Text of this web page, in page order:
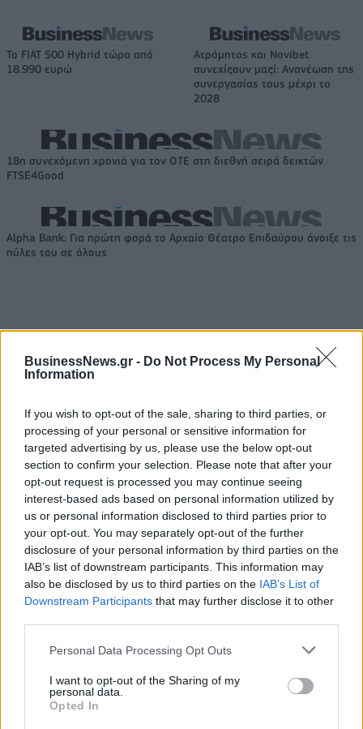
BusinessNews.gr - Do Not Process My Personal
Information
If you wish to opt-out of the sale, sharing to third parties, or
processing of your personal or sensitive information for
targeted advertising by us, please use the below opt-out
section to confirm your selection. Please note that after your
opt-out request is processed you may continue seeing
interest-based ads based on personal information utilized by
us or personal information disclosed to third parties prior to
your opt-out. You may separately opt-out of the further
disclosure of your personal information by third parties on the
IAB’s list of downstream participants. This information may
also be disclosed by us to third parties on the IAB’s List of
Downstream Participants that may further disclose it to other
Personal Data Processing Opt Outs
I want to opt-out of the Sharing of my
personal data.
Opted In
Το FIAT 500 Hybrid τώρα από
18.990 ευρώ
Ατρόμητος και Novibet
συνεχίζουν μαζί: Ανανέωση της
συνεργασίας τους μέχρι το
2028
18η συνεχόμενη χρονιά για τον ΟΤΕ στη διεθνή σειρά δεικτών
FTSE4Good
Alpha Bank: Για πρώτη φορά το Αρχαίο Θέατρο Επιδαύρου άνοιξε τις
πύλες του σε όλους
ΠΕΡΙΣΣΌΤΕΡΑ ΣΕ ΑΥΤΉ ΤΗΝ ΚΑΤΗΓΟΡΊΑ
Κορονοϊός: Δύο νέα
κρούσματα στις Σέρρες
30/07/2020 - 14:31
Ξεκινάει το πρόγραμμα
βιομηχανικών
διδακτορικών «UPatras
IQ» από το πανεπιστήμιο
Πατρών
30/07/2020 - 15:48